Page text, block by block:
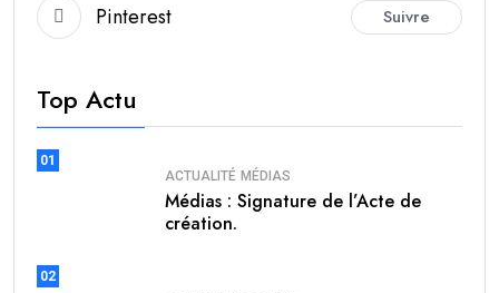
Pinterest Suivre
Top Actu
01
ACTUALITÉ MÉDIAS
Médias : Signature de l’Acte de
création.
02